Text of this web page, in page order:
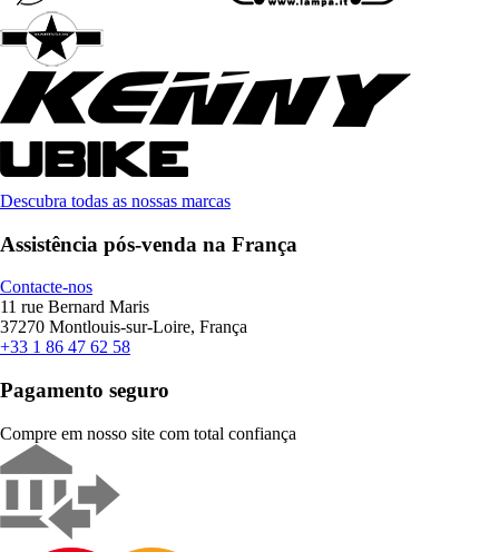
Descubra todas as nossas marcas
Assistência pós-venda na França
Contacte-nos
11 rue Bernard Maris
37270 Montlouis-sur-Loire, França
+33 1 86 47 62 58
Pagamento seguro
Compre em nosso site com total confiança